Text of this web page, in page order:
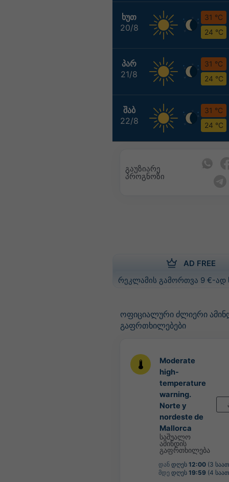
ᲮᲣᲗ
20/8
31 °C
24 °C
ᲞᲐᲠ
21/8
31 °C
24 °C
ᲨᲐᲑ
22/8
31 °C
24 °C
გაუზიარე
პროგნოზი
AD FREE
რეკლამის გამორთვა 9 €-ად
ოფიციალური ძლიერი
გაფრთხილებები
Moderate
high-
temperature
warning.
Norte y
nordeste de
Mallorca
საშუალო
ამინდის
გაფრთხილება
დან დღეს 12:00 (3
მდე დღეს 19:59 (4